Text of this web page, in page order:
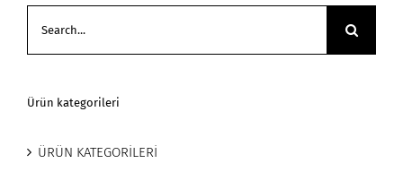
Ürün kategorileri
ÜRÜN KATEGORİLERİ